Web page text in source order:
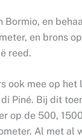
Bormio, en
en brons
reed.
ook mee op
Piné. Bij dit
op de 500,
Al met al